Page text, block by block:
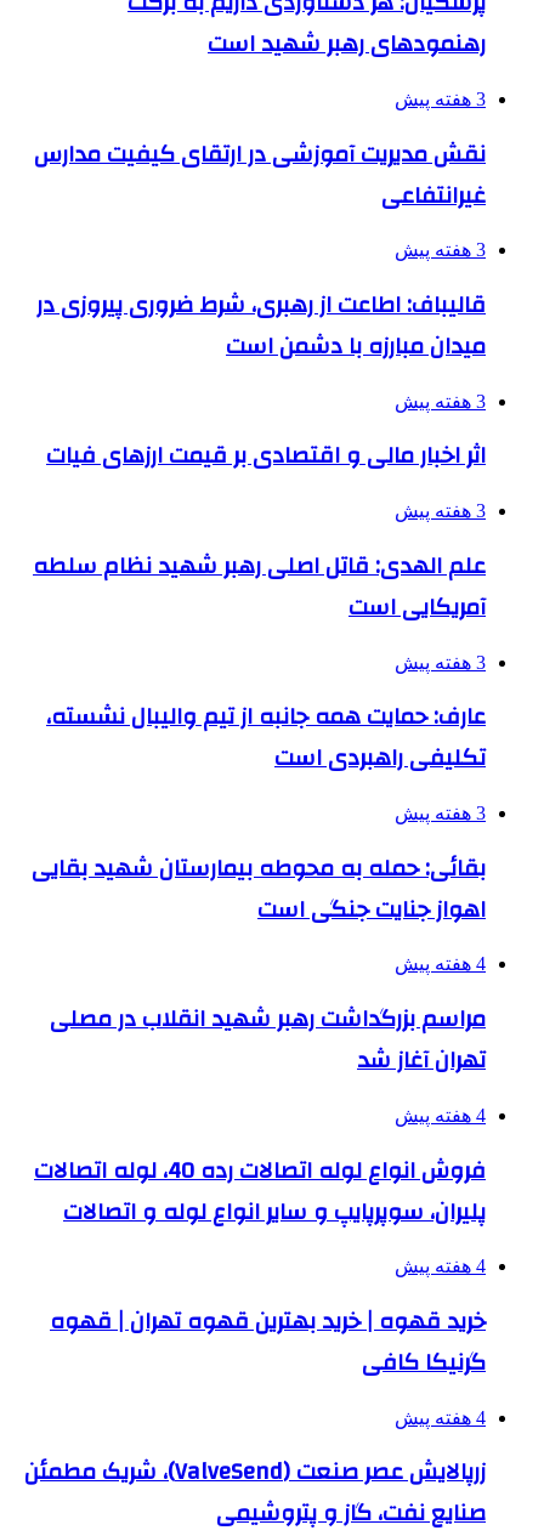
رهنمودهای رهبر شهید است
3 هفته پیش
نقش مدیریت آموزشی در ارتقای کیفیت مدارس
غیرانتفاعی
3 هفته پیش
قالیباف: اطاعت از رهبری، شرط ضروری پیروزی در
میدان مبارزه با دشمن است
3 هفته پیش
اثر اخبار مالی و اقتصادی بر قیمت ارزهای فیات
3 هفته پیش
علم الهدی: قاتل اصلی رهبر شهید نظام سلطه
آمریکایی است
3 هفته پیش
عارف: حمایت همه جانبه از تیم والیبال نشسته،
تکلیفی راهبردی است
3 هفته پیش
بقائی: حمله به محوطه بیمارستان شهید بقایی
اهواز جنایت جنگی است
4 هفته پیش
مراسم بزرگداشت رهبر شهید انقلاب در مصلی
تهران آغاز شد
4 هفته پیش
فروش انواع لوله اتصالات رده 40، لوله اتصالات
پلیران، سوپرپایپ و سایر انواع لوله و اتصالات
4 هفته پیش
خرید قهوه | خرید بهترین قهوه تهران | قهوه
گرنیکا کافی
4 هفته پیش
زرپالایش عصر صنعت (ValveSend)، شریک مطمئن
صنایع نفت، گاز و پتروشیمی